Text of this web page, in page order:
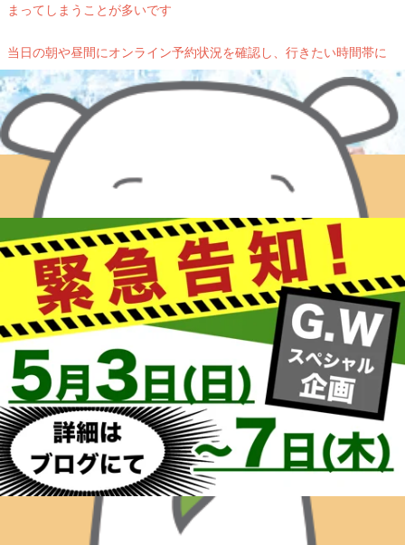
まってしまうことが多いです
当日の朝や昼間にオンライン予約状況を確認し、行きたい時間帯に
空きがないという場合でも、お助け隊スタッフが急に追加されるこ
とがございますので、
こまめに色んな時間帯に予約状況をチェックしてみてください
(=^・・^=)♪♪♪
🎵Re.Ra.Ku EQUiA北千住店は駅構内にございます。寒いなか外に出
なくても、乗換の途中やお買い物の合間にもお気軽にご来店いただ
けます🎵
WEB予約する
電話予約する03-6806-2788
最近のブログ
🐳夏はウキウキ🐳
梅雨が明け暑い暑い毎日がやってきました🌻 🌻 🌻エアコ
ンで足が冷え冷えになっているRe.Ra.Ku北千住店です。 8月
の北千住店は、先月のスタッフおすすめ【🍉梅雨のモヤモヤ
撃退セットコース🍉】大好評のため、8月も引き続き継続が
決定致しました(*’ω’ノノ゛梅雨は明けましたが梅雨の時期
2026.08.01
🍉7月半ばですね🍉